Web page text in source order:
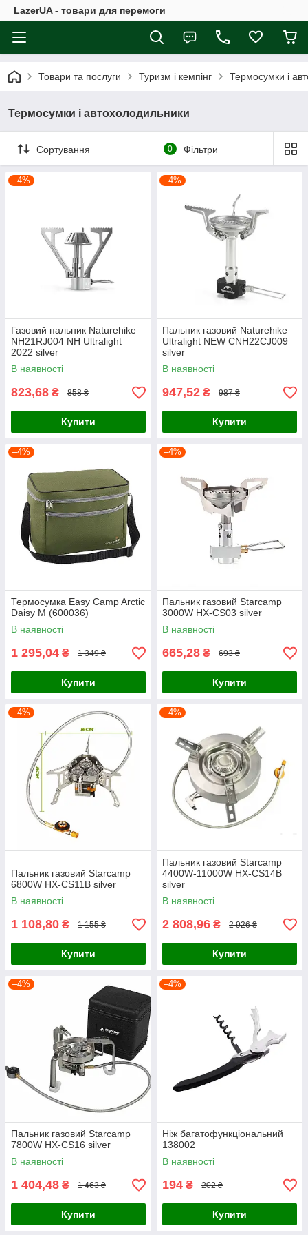
LazerUA - товари для перемоги
Товари та послуги Туризм і кемпінг Термосумки і
Термосумки і автохолодильники
Сортування 0 Фільтри
–4%
Газовий пальник Naturehike
NH21RJ004 NH Ultralight
2022 silver
В наявності
823,68 ₴ 858 ₴
Купити
–4%
Пальник газовий Naturehike
Ultralight NEW CNH22CJ009
silver
В наявності
947,52 ₴ 987 ₴
Купити
–4%
Термосумка Easy Camp Arctic
Daisy M (600036)
В наявності
1 295,04 ₴ 1 349 ₴
Купити
–4%
Пальник газовий Starcamp
3000W HX-CS03 silver
В наявності
665,28 ₴ 693 ₴
Купити
–4%
Пальник газовий Starcamp
6800W HX-CS11B silver
В наявності
1 108,80 ₴ 1 155 ₴
Купити
–4%
Пальник газовий Starcamp
4400W-11000W HX-CS14B
silver
В наявності
2 808,96 ₴ 2 926 ₴
Купити
–4%
Пальник газовий Starcamp
7800W HX-CS16 silver
В наявності
1 404,48 ₴ 1 463 ₴
Купити
–4%
Ніж багатофункціональний
138002
В наявності
194 ₴ 202 ₴
Купити